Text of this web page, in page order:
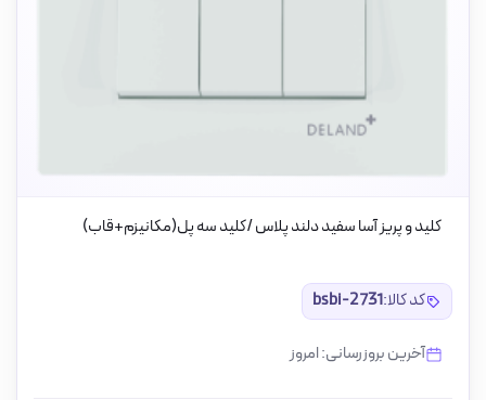
کلید و پریز آسا سفید دلند پلاس /کلید سه پل(مکانیزم+قاب)
کد کالا:bsbi-2731
آخرین بروزرسانی: امروز